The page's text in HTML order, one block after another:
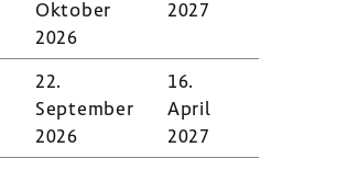
Oktober
2026
2027
22.
September
2026
16.
April
2027